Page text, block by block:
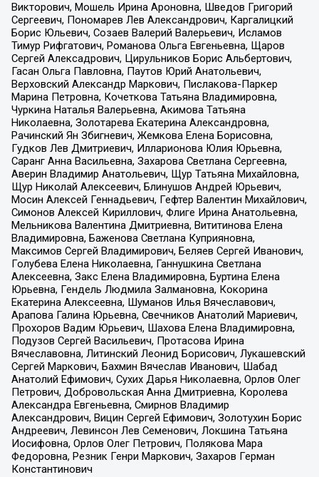
Викторович, Мошель Ирина Ароновна, Шведов Григорий
Сергеевич, Пономарев Лев Александрович, Каргалицкий
Борис Юльевич, Созаев Валерий Валерьевич, Исламов
Тимур Рифгатович, Романова Ольга Евгеньевна, Щаров
Сергей Алексадрович, Цирульников Борис Альбертович,
Гасан Ольга Павловна, Паутов Юрий Анатольевич,
Верховский Александр Маркович, Пислакова-Паркер
Марина Петровна, Кочеткова Татьяна Владимировна,
Чуркина Наталья Валерьевна, Акимова Татьяна
Николаевна, Золотарева Екатерина Александровна,
Рачинский Ян Збигневич, Жемкова Елена Борисовна,
Гудков Лев Дмитриевич, Илларионова Юлия Юрьевна,
Саранг Анна Васильевна, Захарова Светлана Сергеевна,
Аверин Владимир Анатольевич, Щур Татьяна Михайловна,
Щур Николай Алексеевич, Блинушов Андрей Юрьевич,
Мосин Алексей Геннадьевич, Гефтер Валентин Михайлович,
Симонов Алексей Кириллович, Флиге Ирина Анатольевна,
Мельникова Валентина Дмитриевна, Вититинова Елена
Владимировна, Баженова Светлана Куприяновна,
Максимов Сергей Владимирович, Беляев Сергей Иванович,
Голубева Елена Николаевна, Ганнушкина Светлана
Алексеевна, Закс Елена Владимировна, Буртина Елена
Юрьевна, Гендель Людмила Залмановна, Кокорина
Екатерина Алексеевна, Шуманов Илья Вячеславович,
Арапова Галина Юрьевна, Свечников Анатолий Мариевич,
Прохоров Вадим Юрьевич, Шахова Елена Владимировна,
Подузов Сергей Васильевич, Протасова Ирина
Вячеславовна, Литинский Леонид Борисович, Лукашевский
Сергей Маркович, Бахмин Вячеслав Иванович, Шабад
Анатолий Ефимович, Сухих Дарья Николаевна, Орлов Олег
Петрович, Добровольская Анна Дмитриевна, Королева
Александра Евгеньевна, Смирнов Владимир
Александрович, Вицин Сергей Ефимович, Золотухин Борис
Андреевич, Левинсон Лев Семенович, Локшина Татьяна
Иосифовна, Орлов Олег Петрович, Полякова Мара
Федоровна, Резник Генри Маркович, Захаров Герман
Константинович